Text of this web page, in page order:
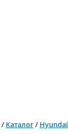
/ Каталог / Hyundai